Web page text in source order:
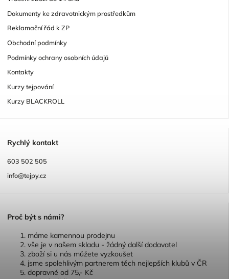
Dokumenty ke zdravotnickým prostředkům
Reklamační řád k ZP
Obchodní podmínky
Podmínky ochrany osobních údajů
Kontakty
Kurzy tejpování
Kurzy BLACKROLL
Rychlý kontakt
603 502 505
info@tejpy.cz
Proč být s námi?
máme kamennou prodejnu
vše je v našem skladu - žádný další dodavatel
zboží si u nás můžete vyzkoušet
jsme spolehlivým partnerem těch nejlepších klubů v ČR
dopravné od 75,- Kč